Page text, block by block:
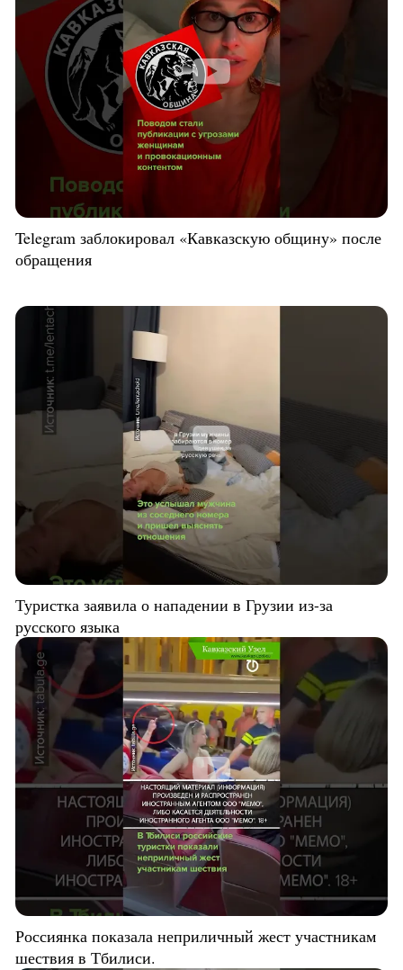
Telegram заблокировал «Кавказскую общину» после
обращения
Туристка заявила о нападении в Грузии из-за
русского языка
Россиянка показала неприличный жест участникам
шествия в Тбилиси.